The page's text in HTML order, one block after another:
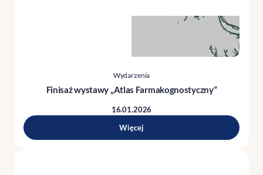
Wydarzenia
Finisaż wystawy „Atlas Farmakognostyczny”
16.01.2026
Więcej